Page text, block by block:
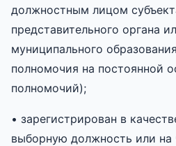
должностным лицом
представительного органа
муниципального
полномочия на постоянной
полномочий);
• зарегистрирован в
выборную должность или на